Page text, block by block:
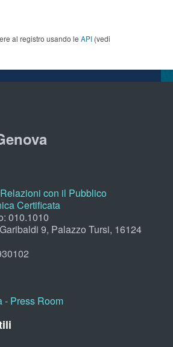
al registro usando le API (vedi
con il Pubblico
Certificata
010.1010
9, Palazzo Tursi, 16124
- Press Room